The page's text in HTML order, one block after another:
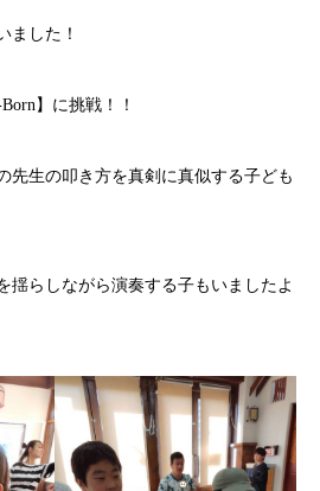
ました！
】に挑戦！！
先生の叩き方を真剣に真似する子ども
揺らしながら演奏する子もいましたよ